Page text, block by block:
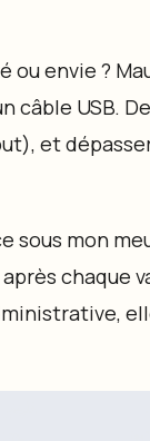
envie ?
câble USB.
et
sous mon
chaque